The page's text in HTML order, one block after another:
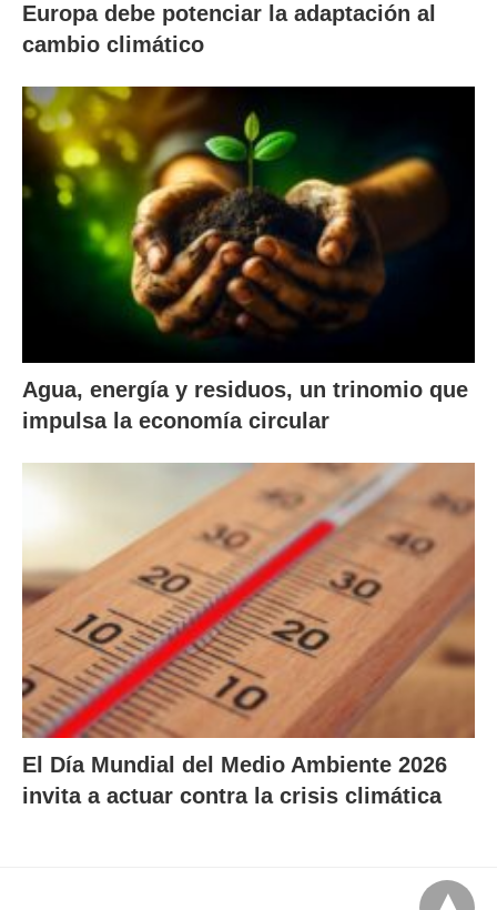
Europa debe potenciar la adaptación al
cambio climático
Agua, energía y residuos, un trinomio que
impulsa la economía circular
El Día Mundial del Medio Ambiente 2026
invita a actuar contra la crisis climática